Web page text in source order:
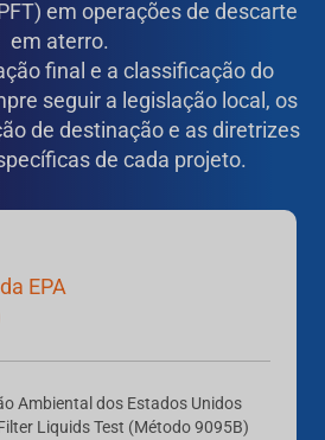
em operações de descarte
em aterro.
final e a classificação do
seguir a legislação local, os
de destinação e as diretrizes
de cada projeto.
EPA
Ambiental dos Estados Unidos
Liquids Test (Método 9095B)